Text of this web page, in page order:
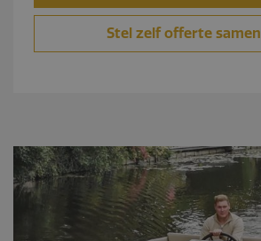
Stel zelf offerte samen